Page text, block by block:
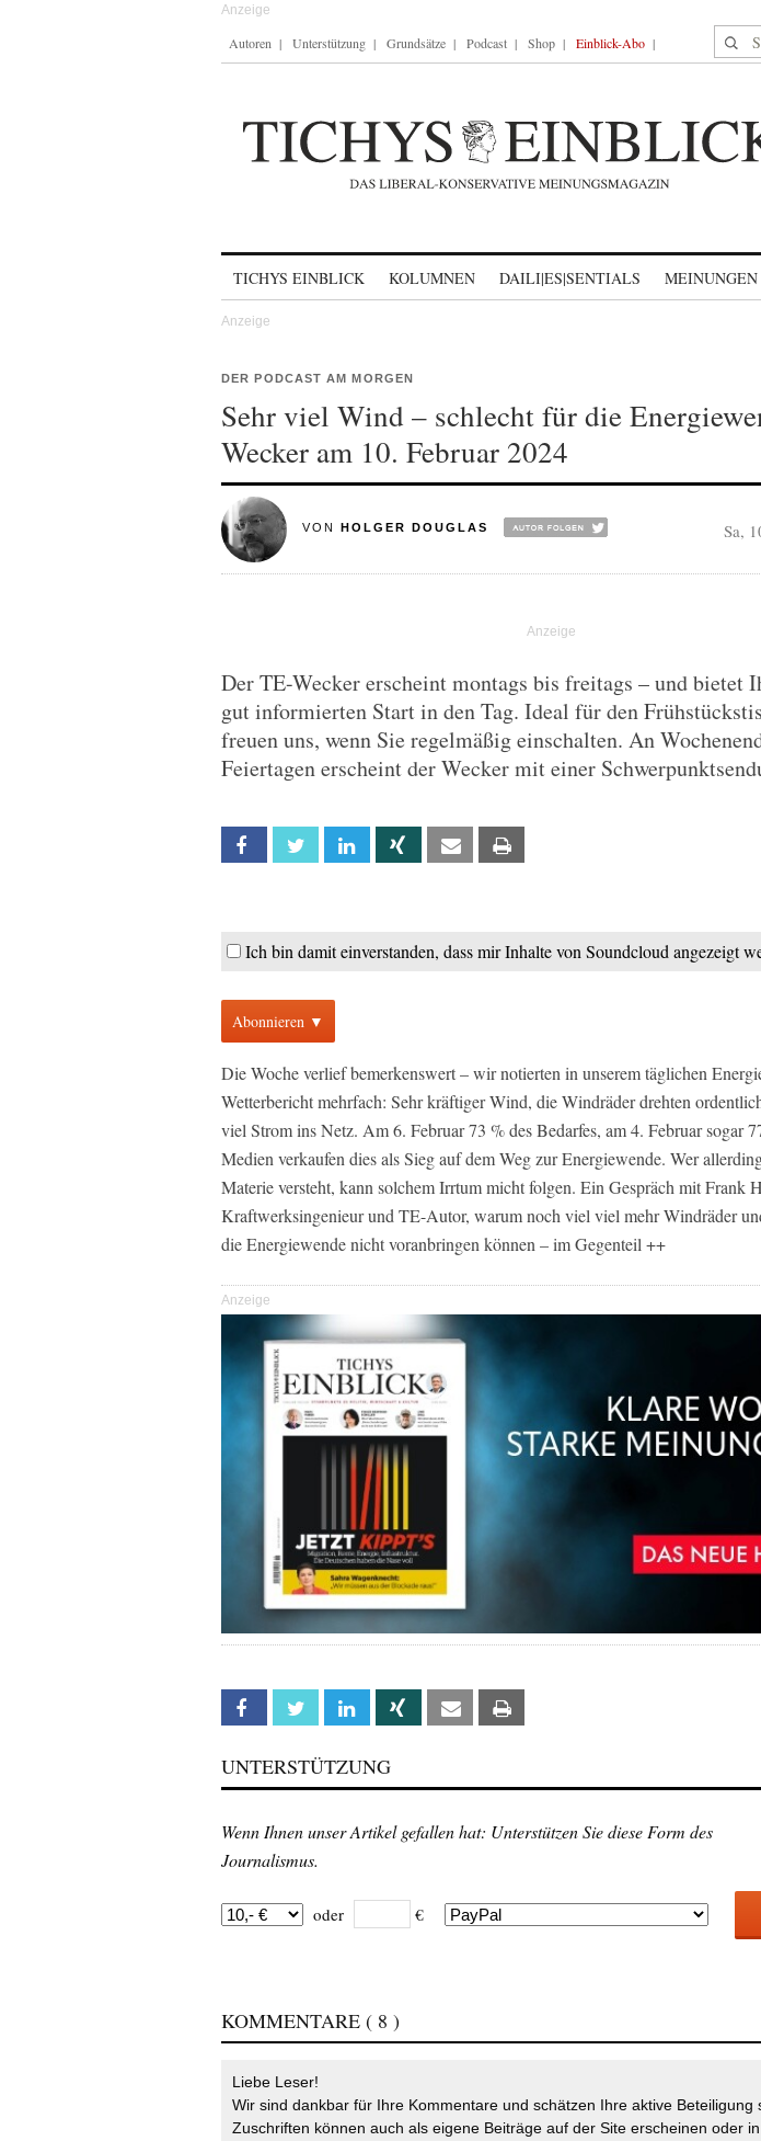
Autoren Unterstützung Grundsätze Podcast Shop Einblick-Abo
TICHYS EINBLICK KOLUMNEN DAILI|ES|SENTIALS MEINUNGEN
DER PODCAST AM MORGEN
Sehr viel Wind – schlecht für die
Wecker am 10. Februar 2024
VON HOLGER DOUGLAS Sa,
Der TE-Wecker erscheint montags bis freitags – und bietet
gut informierten Start in den Tag. Ideal für den
freuen uns, wenn Sie regelmäßig einschalten. An
Feiertagen erscheint der Wecker mit einer
Facebook Twitter Linkedin Xing Email
Ich bin damit einverstanden, dass mir Inhalte von Soundcloud angezeigt
Abonnieren ▼
Die Woche verlief bemerkenswert – wir notierten in unserem täglichen
Wetterbericht mehrfach: Sehr kräftiger Wind, die Windräder drehten
viel Strom ins Netz. Am 6. Februar 73 % des Bedarfes, am 4. Februar sogar
Medien verkaufen dies als Sieg auf dem Weg zur Energiewende. Wer
Materie versteht, kann solchem Irrtum micht folgen. Ein Gespräch mit Frank
Kraftwerksingenieur und TE-Autor, warum noch viel viel mehr Windräder
die Energiewende nicht voranbringen können – im Gegenteil ++
Anzeige
Facebook Twitter Linkedin Xing Email
UNTERSTÜTZUNG
Wenn Ihnen unser Artikel gefallen hat: Unterstützen Sie diese Form des
Journalismus.
oder €
KOMMENTARE ( 8 )
Liebe Leser!
Wir sind dankbar für Ihre Kommentare und schätzen Ihre aktive Beteiligung
Zuschriften können auch als eigene Beiträge auf der Site erscheinen oder